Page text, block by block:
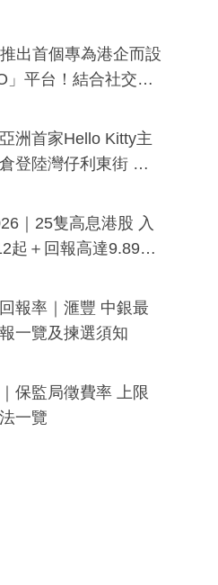
出首個專為港企而設
」平台！結合社交聆
貼地」宣傳短片
洲首家Hello Kitty主
登陸灣仔利東街 推
定特調系列
｜25隻高息港股 入
起＋回報高達9.89
報率｜滙豐 中銀最
一覽及揀選須知
保監局徵費率 上限
一覽